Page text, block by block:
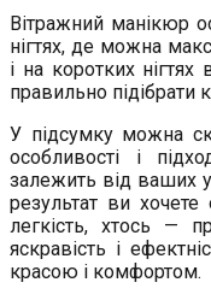
Вітражний манікюр
нігтях, де можна
і на коротких
правильно підібрати
У підсумку можна
особливості і
залежить від ваших
результат ви хочете
легкість, хтось —
яскравість і
красою і комфортом.